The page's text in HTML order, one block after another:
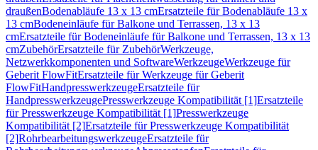
draußenBodenabläufe 13 x 13 cmErsatzteile für Bodenabläufe 13 x
13 cmBodeneinläufe für Balkone und Terrassen, 13 x 13
cmErsatzteile für Bodeneinläufe für Balkone und Terrassen, 13 x 13
cmZubehörErsatzteile für ZubehörWerkzeuge,
Netzwerkkomponenten und SoftwareWerkzeugeWerkzeuge für
Geberit FlowFitErsatzteile für Werkzeuge für Geberit
FlowFitHandpresswerkzeugeErsatzteile für
HandpresswerkzeugePresswerkzeuge Kompatibilität [1]Ersatzteile
für Presswerkzeuge Kompatibilität [1]Presswerkzeuge
Kompatibilität [2]Ersatzteile für Presswerkzeuge Kompatibilität
[2]RohrbearbeitungswerkzeugeErsatzteile für